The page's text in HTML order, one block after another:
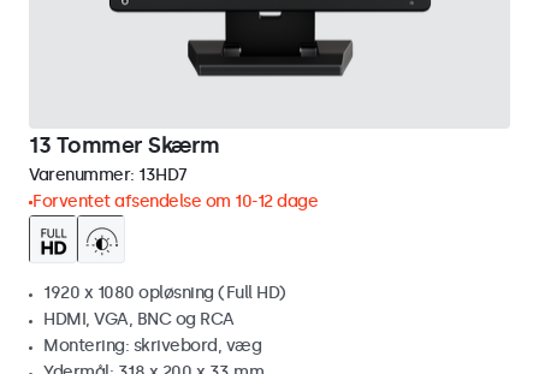
13 Tommer Skærm
Varenummer: 13HD7
Forventet afsendelse om 10-12 dage
1920 x 1080 opløsning (Full HD)
HDMI, VGA, BNC og RCA
Montering: skrivebord, væg